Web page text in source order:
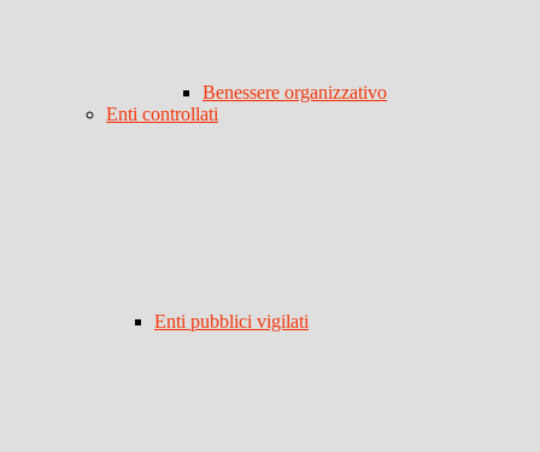
Benessere organizzativo
Enti controllati
Enti pubblici vigilati